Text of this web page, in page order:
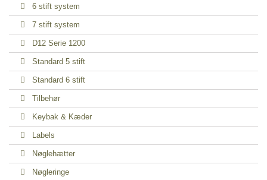
6 stift system
7 stift system
D12 Serie 1200
Standard 5 stift
Standard 6 stift
Tilbehør
Keybak & Kæder
Labels
Nøglehætter
Nøgleringe